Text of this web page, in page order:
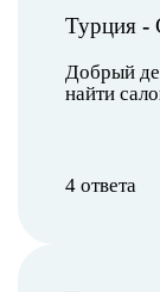
Турция -
Добрый
найти
4 ответа